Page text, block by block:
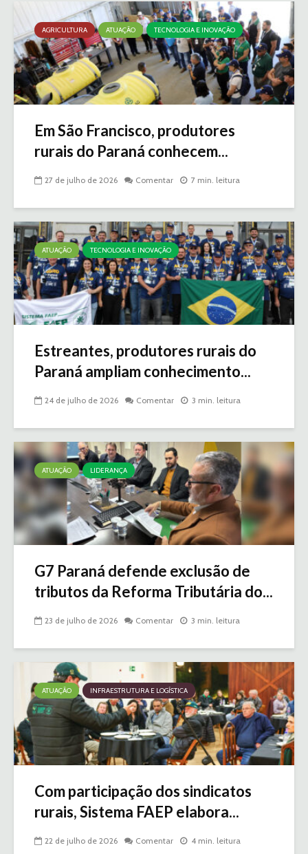
AGRICULTURA ATUAÇÃO TECNOLOGIA E INOVAÇÃO
Em São Francisco, produtores
rurais do Paraná conhecem...
27 de julho de 2026 Comentar 7 min. leitura
ATUAÇÃO TECNOLOGIA E INOVAÇÃO
Estreantes, produtores rurais do
Paraná ampliam conhecimento...
24 de julho de 2026 Comentar 3 min. leitura
ATUAÇÃO LIDERANÇA
G7 Paraná defende exclusão de
tributos da Reforma Tributária do...
23 de julho de 2026 Comentar 3 min. leitura
ATUAÇÃO INFRAESTRUTURA E LOGÍSTICA
Com participação dos sindicatos
rurais, Sistema FAEP elabora...
22 de julho de 2026 Comentar 4 min. leitura